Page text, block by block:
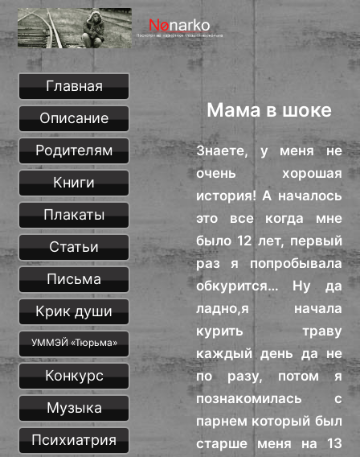
Мама в шоке
Знаете, у меня не
очень хорошая
история! А началось
это все когда мне
было 12 лет, первый
раз я попробывала
обкурится… Ну да
ладно,я начала
курить траву
каждый день да не
по разу, потом я
познакомилась с
парнем который был
старше меня на 13
Главная
Описание
Родителям
Книги
Плакаты
Статьи
Письма
Крик души
УММЭЙ «Тюрьма»
Конкурс
Музыка
Психиатрия